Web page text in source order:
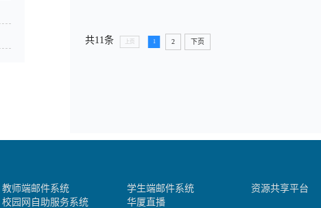
共11条 上页 1 2 下页
教师端邮件系统 学生端邮件系统 资源共享平台
校园网自助服务系统 华厦直播